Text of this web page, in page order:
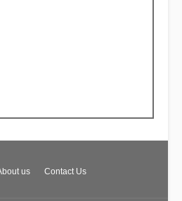
us Contact Us